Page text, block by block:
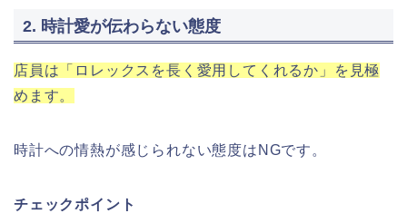
2. 時計愛が伝わらない態度
店員は「ロレックスを長く愛用してくれるか」を見極
めます。
時計への情熱が感じられない態度はNGです。
チェックポイント